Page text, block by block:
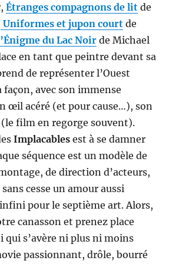
Étranges compagnons de lit de
Uniformes et jupon court de
du Lac Noir de Michael
en tant que peintre devant sa
de représenter l’Ouest
façon, avec son immense
œil acéré (et pour cause…), son
film en regorge souvent).
Implacables est à se damner
séquence est un modèle de
de direction d’acteurs,
cesse un amour aussi
pour le septième art. Alors,
canasson et prenez place
qui s’avère ni plus ni moins
passionnant, drôle, bourré